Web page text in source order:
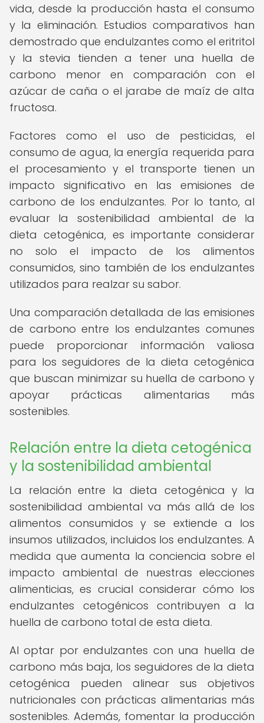
vida, desde la producción hasta el consumo
y la eliminación. Estudios comparativos han
demostrado que endulzantes como el eritritol
y la stevia tienden a tener una huella de
carbono menor en comparación con el
azúcar de caña o el jarabe de maíz de alta
fructosa.
Factores como el uso de pesticidas, el
consumo de agua, la energía requerida para
el procesamiento y el transporte tienen un
impacto significativo en las emisiones de
carbono de los endulzantes. Por lo tanto, al
evaluar la sostenibilidad ambiental de la
dieta cetogénica, es importante considerar
no solo el impacto de los alimentos
consumidos, sino también de los endulzantes
utilizados para realzar su sabor.
Una comparación detallada de las emisiones
de carbono entre los endulzantes comunes
puede proporcionar información valiosa
para los seguidores de la dieta cetogénica
que buscan minimizar su huella de carbono y
apoyar prácticas alimentarias más
sostenibles.
Relación entre la dieta cetogénica
y la sostenibilidad ambiental
La relación entre la dieta cetogénica y la
sostenibilidad ambiental va más allá de los
alimentos consumidos y se extiende a los
insumos utilizados, incluidos los endulzantes. A
medida que aumenta la conciencia sobre el
impacto ambiental de nuestras elecciones
alimenticias, es crucial considerar cómo los
endulzantes cetogénicos contribuyen a la
huella de carbono total de esta dieta.
Al optar por endulzantes con una huella de
carbono más baja, los seguidores de la dieta
cetogénica pueden alinear sus objetivos
nutricionales con prácticas alimentarias más
sostenibles. Además, fomentar la producción